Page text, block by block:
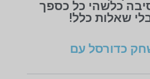
כלשהי כל כספך
שאלות כלל!
כדורסל עם